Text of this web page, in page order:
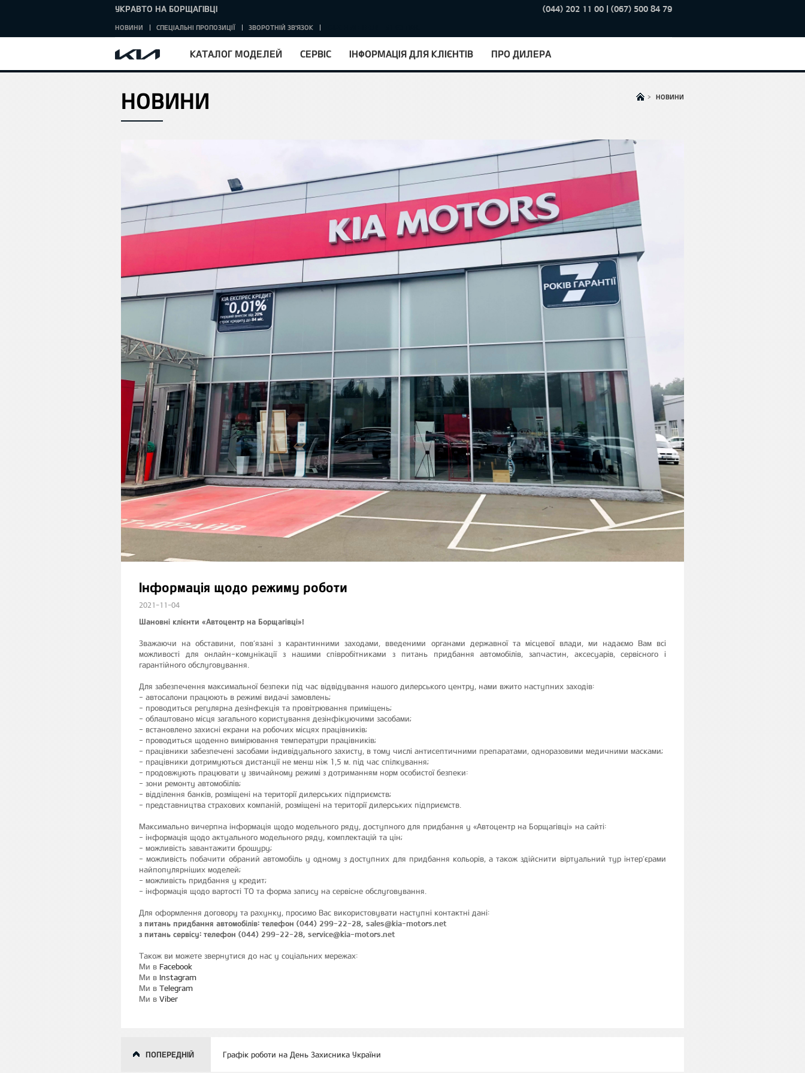
КАТАЛОГ МОДЕЛЕЙ СЕРВІС ІНФОРМАЦІЯ ДЛЯ КЛІЄНТІВ ПРО ДИЛЕРА
УКРАВТО НА БОРЩАГІВЦІ (044) 202 11 00 | (067) 500 84 79
НОВИНИ СПЕЦІАЛЬНІ ПРОПОЗИЦІЇ ЗВОРОТНІЙ ЗВ'ЯЗОК
> НОВИНИ
НОВИНИ
Інформація щодо режиму роботи
2021-11-04
Шановні клієнти «Автоцентр на Борщагівці»!
Зважаючи на обставини, пов’язані з карантинними заходами, введеними органами державної та місцевої влади, ми надаємо Вам всі
можливості для онлайн-комунікації з нашими співробітниками з питань придбання автомобілів, запчастин, аксесуарів, сервісного і
гарантійного обслуговування.
Для забезпечення максимальної безпеки під час відвідування нашого дилерського центру, нами вжито наступних заходів:
- автосалони працюють в режимі видачі замовлень;
- проводиться регулярна дезінфекція та провітрювання приміщень;
- облаштовано місця загального користування дезінфікуючими засобами;
- встановлено захисні екрани на робочих місцях працівників;
- проводиться щоденно вимірювання температури працівників;
- працівники забезпечені засобами індивідуального захисту, в тому числі антисептичними препаратами, одноразовими медичними масками;
- працівники дотримуються дистанції не менш ніж 1,5 м. під час спілкування;
- продовжують працювати у звичайному режимі з дотриманням норм особистої безпеки:
- зони ремонту автомобілів;
- відділення банків, розміщені на території дилерських підприємств;
- представництва страхових компаній, розміщені на території дилерських підприємств.
Максимально вичерпна інформація щодо модельного ряду, доступного для придбання у «Автоцентр на Борщагівці» на сайті:
- інформація щодо актуального модельного ряду, комплектацій та цін;
- можливість завантажити брошуру;
- можливість побачити обраний автомобіль у одному з доступних для придбання кольорів, а також здійснити віртуальний тур інтер’єрами
найпопулярніших моделей;
- можливість придбання у кредит;
- інформація щодо вартості ТО та форма запису на сервісне обслуговування.
Для оформлення договору та рахунку, просимо Вас використовувати наступні контактні дані:
з питань придбання автомобілів: телефон (044) 299-22-28, sales@kia-motors.net
з питань сервісу: телефон (044) 299-22-28, service@kia-motors.net
Також ви можете звернутися до нас у соціальних мережах:
Ми в Facebook
Ми в Instagram
Ми в Telegram
Ми в Viber
ПОПЕРЕДНІЙ Графік роботи на День Захисника України